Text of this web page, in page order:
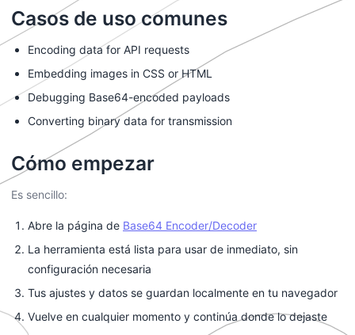
Casos de uso comunes
Encoding data for API requests
Embedding images in CSS or HTML
Debugging Base64-encoded payloads
Converting binary data for transmission
Cómo empezar
Es sencillo:
Abre la página de Base64 Encoder/Decoder
La herramienta está lista para usar de inmediato, sin
configuración necesaria
Tus ajustes y datos se guardan localmente en tu navegador
Vuelve en cualquier momento y continúa donde lo dejaste